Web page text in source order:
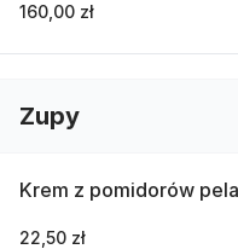
160,00 zł
Zupy
Krem z pomidorów
22,50 zł